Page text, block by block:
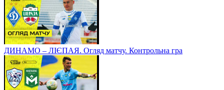
ДИНАМО – ЛІЄПАЯ. Огляд матчу. Контрольна гра